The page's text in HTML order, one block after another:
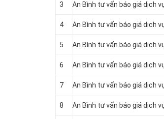
3 An Bình tư vấn báo giá dịch
4 An Bình tư vấn báo giá dịch
5 An Bình tư vấn báo giá dịch
6 An Bình tư vấn báo giá dịch
7 An Bình tư vấn báo giá dịch
8 An Bình tư vấn báo giá dịch